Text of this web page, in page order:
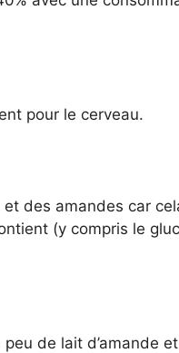
pour le cerveau.
des amandes car
(y compris le
de lait d’amande